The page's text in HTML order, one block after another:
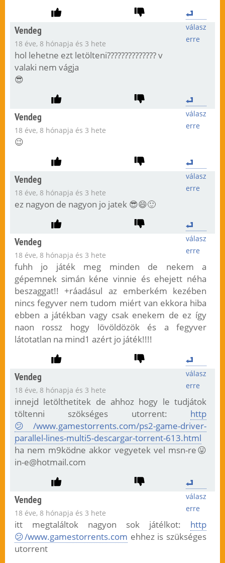
válasz
erre
Vendeg
18 éve, 8 hónapja és 3 hete
hol lehetne ezt letölteni?????????????? v
valaki nem vágja
😎
válasz
erre
Vendeg
18 éve, 8 hónapja és 3 hete
😉
válasz
erre
Vendeg
18 éve, 8 hónapja és 3 hete
ez nagyon de nagyon jo jatek 😎😄🙂
válasz
erre
Vendeg
18 éve, 8 hónapja és 3 hete
fuhh jo játék meg minden de nekem a
gépemnek simán kéne vinnie és ehejett néha
beszaggat!! +ráadásul az emberkém kezében
nincs fegyver nem tudom miért van ekkora hiba
ebben a játékban vagy csak enekem de ez így
naon rossz hogy lövöldözök és a fegyver
látotatlan na mind1 azért jo játék!!!!
válasz
erre
Vendeg
18 éve, 8 hónapja és 3 hete
innejd letölthetitek de ahhoz hogy le tudjátok
töltenni szökséges utorrent: http
😕/www.gamestorrents.com/ps2-game-driver-
parallel-lines-multi5-descargar-torrent-613.html
ha nem m9ködne akkor vegyetek vel msn-re😛
in-e@hotmail.com
válasz
erre
Vendeg
18 éve, 8 hónapja és 3 hete
itt megtaláltok nagyon sok játélkot: http
😕/www.gamestorrents.com ehhez is szükséges
utorrent